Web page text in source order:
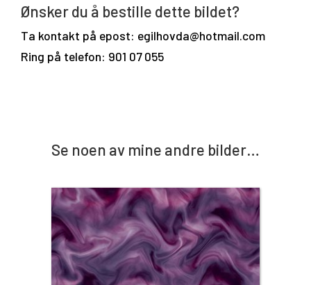
Ønsker du å bestille dette bildet?
Ta kontakt på epost: egilhovda@hotmail.com
Ring på telefon: 901 07 055
Se noen av mine andre bilder…